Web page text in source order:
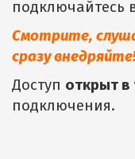
подключайтесь
Смотрите,
сразу внедряйте!
Доступ открыт в
подключения.